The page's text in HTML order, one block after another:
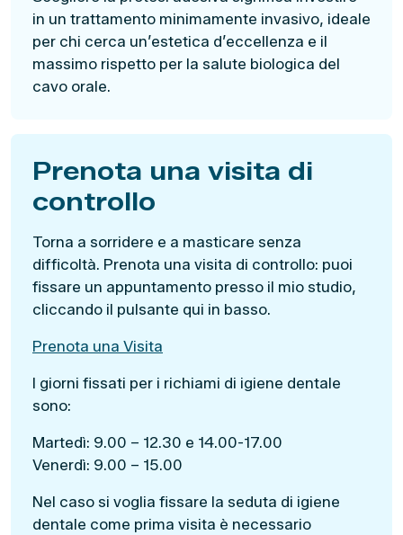
in un trattamento minimamente invasivo, ideale
per chi cerca un’estetica d’eccellenza e il
massimo rispetto per la salute biologica del
cavo orale.
Prenota una visita di
controllo
Torna a sorridere e a masticare senza
difficoltà. Prenota una visita di controllo: puoi
fissare un appuntamento presso il mio studio,
cliccando il pulsante qui in basso.
Prenota una Visita
I giorni fissati per i richiami di igiene dentale
sono:
Martedì: 9.00 – 12.30 e 14.00-17.00
Venerdì: 9.00 – 15.00
Nel caso si voglia fissare la seduta di igiene
dentale come prima visita è necessario